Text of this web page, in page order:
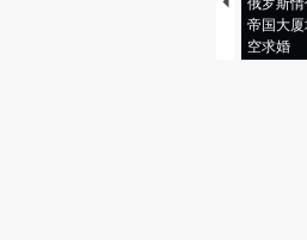
帝国大
空求婚